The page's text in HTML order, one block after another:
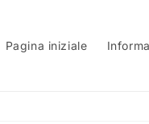
Pagina iniziale